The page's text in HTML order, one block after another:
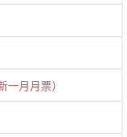
月月票）